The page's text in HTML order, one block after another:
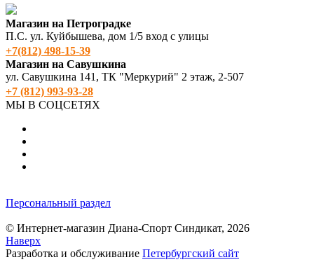
Магазин на Петроградке
П.С. ул. Куйбышева, дом 1/5 вход с улицы
+7(812) 498‑15-39
Магазин на Савушкина
ул. Савушкина 141, ТК "Меркурий" 2 этаж, 2-507
+7 (812) 993-93-28
МЫ В СОЦСЕТЯХ
Персональный раздел
© Интернет-магазин Диана-Спорт Синдикат, 2026
Наверх
Разработка и обслуживание Петербургский сайт